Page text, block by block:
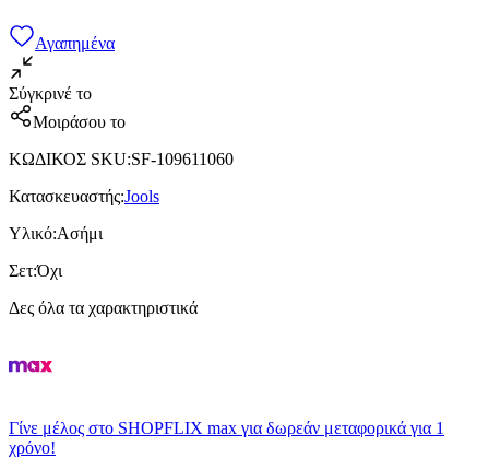
Αγαπημένα
Σύγκρινέ το
Μοιράσου το
ΚΩΔΙΚΟΣ SKU:SF-109611060
Κατασκευαστής:Jools
Υλικό:Ασήμι
Σετ:Όχι
Δες όλα τα χαρακτηριστικά
Γίνε μέλος στο SHOPFLIX max για δωρεάν μεταφορικά για 1
χρόνο!